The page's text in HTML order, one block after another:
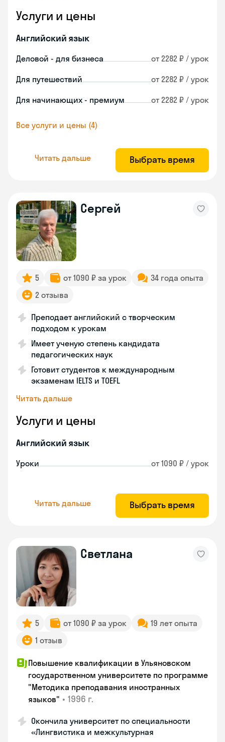
Услуги и цены
Английский язык
Деловой - для бизнеса от 2282 ₽ / урок
Для путешествий от 2282 ₽ / урок
Для начинающих - премиум от 2282 ₽ / урок
Все услуги и цены (4)
Читать дальше Выбрать время
Сергей
5 от 1090 ₽ за урок
34 года опыта
2 отзыва
Преподает английский с творческим
подходом к урокам
Имеет ученую степень кандидата
педагогических наук
Готовит студентов к международным
экзаменам IELTS и TOEFL
Читать дальше
Услуги и цены
Английский язык
Уроки от 1090 ₽ / урок
Читать дальше Выбрать время
Светлана
5 от 1090 ₽ за урок
19 лет опыта
1 отзыв
Повышение квалификации в Ульяновском
государственном университете по программе
"Методика преподавания иностранных
языков" • 1996 г.
Окончила университет по специальности
«Лингвистика и межкультурная